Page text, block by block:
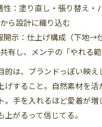
性：塗り直し・張り替え・
ら設計に織り込む
開示：仕上げ構成（下地→
有し、メンテの「やれる
的は、ブランドっぽい映え
げすること。自然素材を活
。手を入れるほど愛着が増
上がるって信じてる。